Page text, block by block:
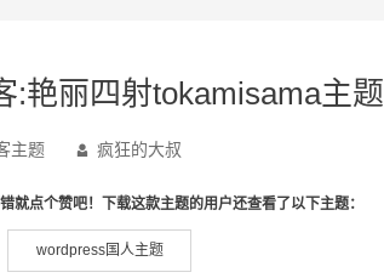
:艳丽四射tokamisama主题
主题  疯狂的大叔
就点个赞吧！下载这款主题的用户还查看了以下主题：
wordpress国人主题